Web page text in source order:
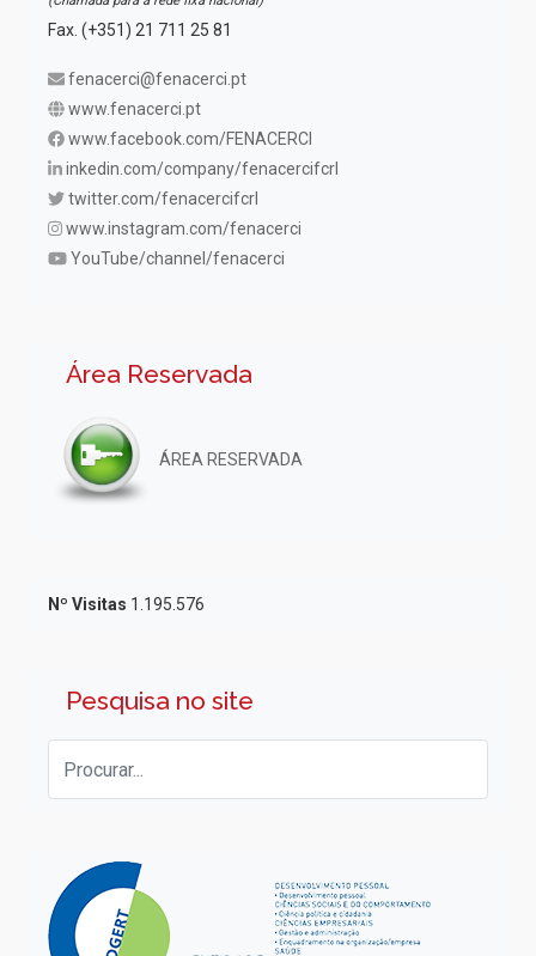
Fax. (+351) 21 711 25 81
fenacerci@fenacerci.pt
www.fenacerci.pt
www.facebook.com/FENACERCI
inkedin.com/company/fenacercifcrl
twitter.com/fenacercifcrl
www.instagram.com/fenacerci
YouTube/channel/fenacerci
Área Reservada
ÁREA RESERVADA
Nº Visitas 1.195.576
Pesquisa no site